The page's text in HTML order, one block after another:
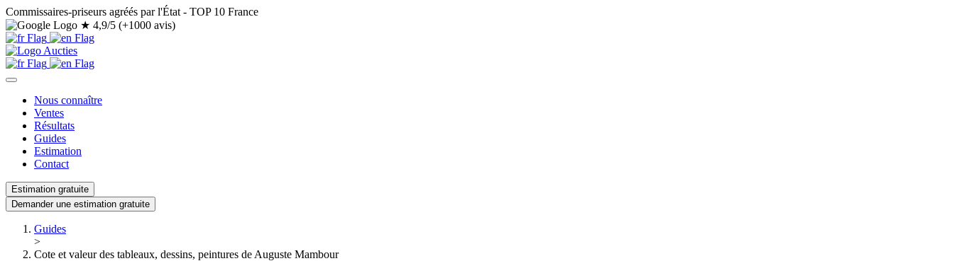
Commissaires-priseurs agréés par l'État - TOP 10 France
★ 4,9/5 (+1000 avis)
Nous connaître
Ventes
Résultats
Guides
Estimation
Contact
Estimation gratuite
Demander une estimation gratuite
Guides
>
Cote et valeur des tableaux, dessins, peintures de Auguste Mambour